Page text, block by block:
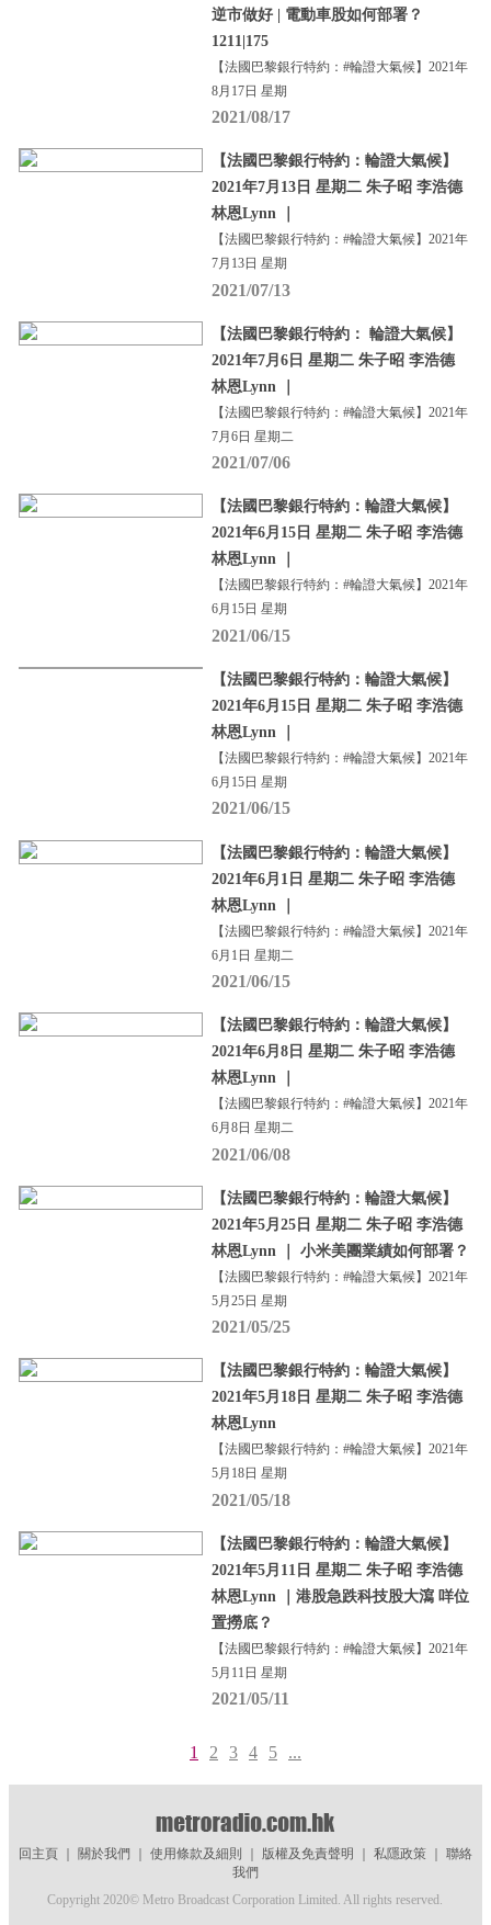
逆市做好 | 電動車股如何部署？
1211|175
【法國巴黎銀行特約：#輪證大氣候】2021年
8月17日 星期
2021/08/17
【法國巴黎銀行特約：輪證大氣候】
2021年7月13日 星期二 朱子昭 李浩德
林恩Lynn ｜
【法國巴黎銀行特約：#輪證大氣候】2021年
7月13日 星期
2021/07/13
【法國巴黎銀行特約： 輪證大氣候】
2021年7月6日 星期二 朱子昭 李浩德
林恩Lynn ｜
【法國巴黎銀行特約：#輪證大氣候】2021年
7月6日 星期二
2021/07/06
【法國巴黎銀行特約：輪證大氣候】
2021年6月15日 星期二 朱子昭 李浩德
林恩Lynn ｜
【法國巴黎銀行特約：#輪證大氣候】2021年
6月15日 星期
2021/06/15
【法國巴黎銀行特約：輪證大氣候】
2021年6月15日 星期二 朱子昭 李浩德
林恩Lynn ｜
【法國巴黎銀行特約：#輪證大氣候】2021年
6月15日 星期
2021/06/15
【法國巴黎銀行特約：輪證大氣候】
2021年6月1日 星期二 朱子昭 李浩德
林恩Lynn ｜
【法國巴黎銀行特約：#輪證大氣候】2021年
6月1日 星期二
2021/06/15
【法國巴黎銀行特約：輪證大氣候】
2021年6月8日 星期二 朱子昭 李浩德
林恩Lynn ｜
【法國巴黎銀行特約：#輪證大氣候】2021年
6月8日 星期二
2021/06/08
【法國巴黎銀行特約：輪證大氣候】
2021年5月25日 星期二 朱子昭 李浩德
林恩Lynn ｜ 小米美團業績如何部署？
【法國巴黎銀行特約：#輪證大氣候】2021年
5月25日 星期
2021/05/25
【法國巴黎銀行特約：輪證大氣候】
2021年5月18日 星期二 朱子昭 李浩德
林恩Lynn
【法國巴黎銀行特約：#輪證大氣候】2021年
5月18日 星期
2021/05/18
【法國巴黎銀行特約：輪證大氣候】
2021年5月11日 星期二 朱子昭 李浩德
林恩Lynn ｜港股急跌科技股大瀉 咩位
置撈底？
【法國巴黎銀行特約：#輪證大氣候】2021年
5月11日 星期
2021/05/11
1 2 3 4 5 ...
回主頁｜ 關於我們 使用條款及細則 版權及免責聲明 私隱政策｜ 聯絡
我們
Copyright 2020© Metro Broadcast Corporation Limited. All rights reserved.